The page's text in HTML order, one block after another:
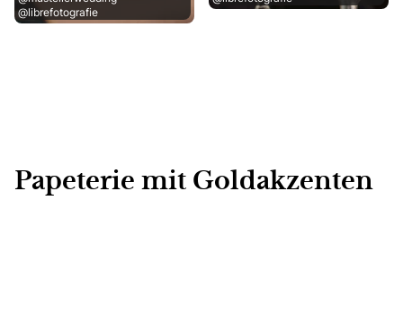
@librefotografie
Papeterie mit Goldakzenten